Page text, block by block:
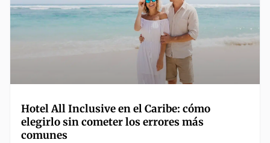
Hotel All Inclusive en el Caribe: cómo
elegirlo sin cometer los errores más
comunes